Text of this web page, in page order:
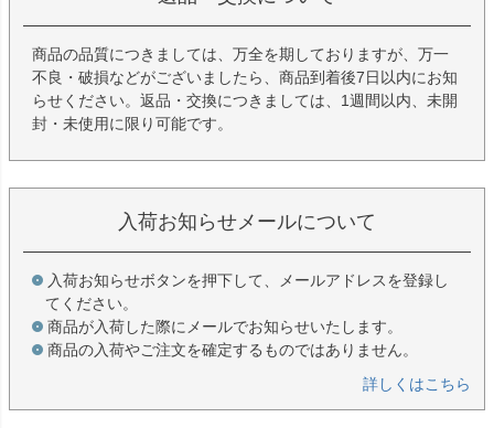
商品の品質につきましては、万全を期しておりますが、万一
不良・破損などがございましたら、商品到着後7日以内にお知
らせください。返品・交換につきましては、1週間以内、未開
封・未使用に限り可能です。
入荷お知らせメールについて
入荷お知らせボタンを押下して、メールアドレスを登録し
てください。
商品が入荷した際にメールでお知らせいたします。
商品の入荷やご注文を確定するものではありません。
詳しくはこちら